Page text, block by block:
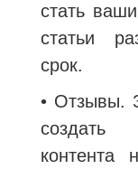
стать
статьи
срок.
• Отзывы.
создать
контента